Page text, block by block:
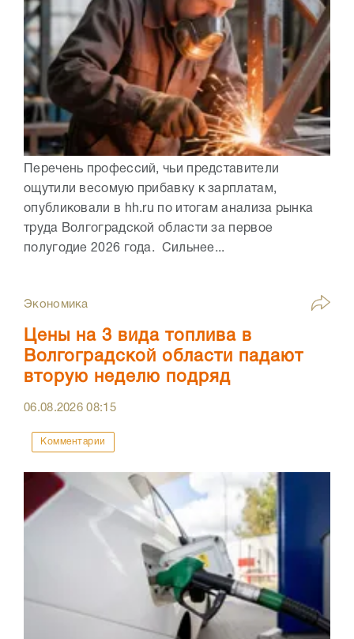
Перечень профессий, чьи представители
ощутили весомую прибавку к зарплатам,
опубликовали в hh.ru по итогам анализа рынка
труда Волгоградской области за первое
полугодие 2026 года. Сильнее...
Экономика
Цены на 3 вида топлива в
Волгоградской области падают
вторую неделю подряд
06.08.202608:15
Комментарии